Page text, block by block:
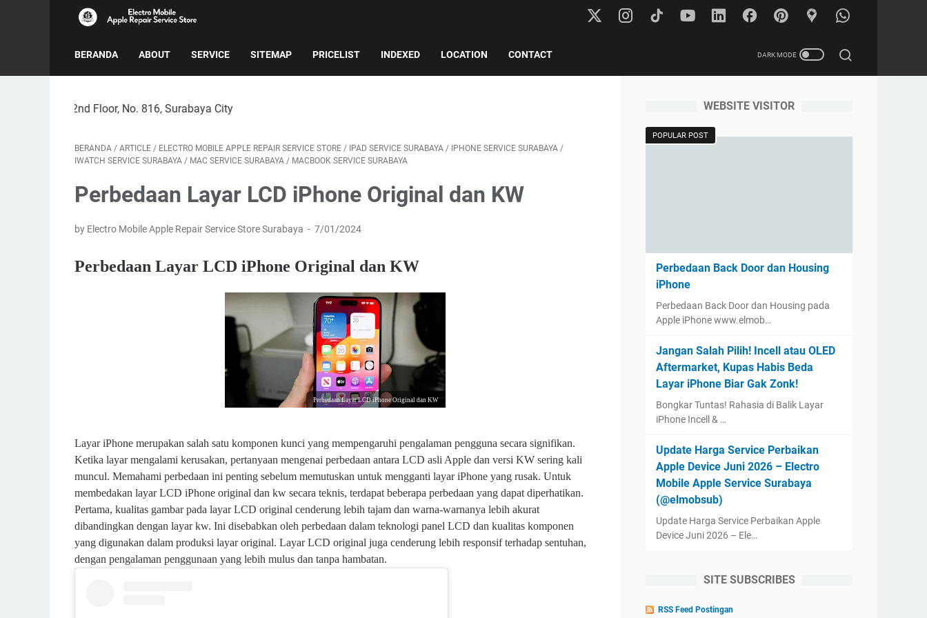
BERANDA ABOUT SERVICE SITEMAP PRICELIST INDEXED LOCATION CONTACT
Floor, No. 816, Surabaya City
BERANDA / ARTICLE / ELECTRO MOBILE APPLE REPAIR SERVICE STORE / IPAD SERVICE SURABAYA / IPHONE SERVICE SURABAYA /
IWATCH SERVICE SURABAYA / MAC SERVICE SURABAYA / MACBOOK SERVICE SURABAYA
Perbedaan Layar LCD iPhone Original dan KW
by Electro Mobile Apple Repair Service Store Surabaya 7/01/2024
Perbedaan Layar LCD iPhone Original dan KW
Perbedaan Layar LCD iPhone Original dan KW
Layar iPhone merupakan salah satu komponen kunci yang mempengaruhi pengalaman pengguna secara signifikan.
Ketika layar mengalami kerusakan, pertanyaan mengenai perbedaan antara LCD asli Apple dan versi KW sering kali
muncul. Memahami perbedaan ini penting sebelum memutuskan untuk mengganti layar iPhone yang rusak. Untuk
membedakan layar LCD iPhone original dan kw secara teknis, terdapat beberapa perbedaan yang dapat diperhatikan.
Pertama, kualitas gambar pada layar LCD original cenderung lebih tajam dan warna-warnanya lebih akurat
dibandingkan dengan layar kw. Ini disebabkan oleh perbedaan dalam teknologi panel LCD dan kualitas komponen
yang digunakan dalam produksi layar original. Layar LCD original juga cenderung lebih responsif terhadap sentuhan,
dengan pengalaman penggunaan yang lebih mulus dan tanpa hambatan.
WEBSITE VISITOR
POPULAR POST
Perbedaan Back Door dan Housing
iPhone
Perbedaan Back Door dan Housing pada
Apple iPhone www.elmob…
Jangan Salah Pilih! Incell atau OLED
Aftermarket, Kupas Habis Beda
Layar iPhone Biar Gak Zonk!
Bongkar Tuntas! Rahasia di Balik Layar
iPhone Incell & …
Update Harga Service Perbaikan
Apple Device Juni 2026 – Electro
Mobile Apple Service Surabaya
(@elmobsub)
Update Harga Service Perbaikan Apple
Device Juni 2026 – Ele…
SITE SUBSCRIBES
RSS Feed Postingan